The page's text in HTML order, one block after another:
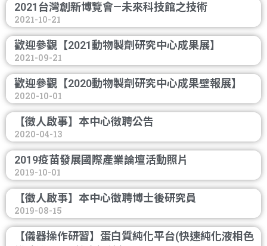
2021台灣創新博覽會—未來科技館之技術
2021-10-21
歡迎參觀【2021動物製劑研究中心成果展】
2021-09-21
歡迎參觀【2020動物製劑研究中心成果壁報展】
2020-10-01
【徵人啟事】本中心徵聘公告
2020-04-13
2019疫苗發展國際產業論壇活動照片
2019-10-01
【徵人啟事】本中心徵聘博士後研究員
2019-08-15
【儀器操作研習】蛋白質純化平台(快速純化液相色